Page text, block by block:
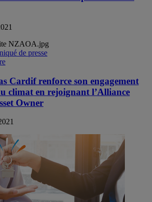
de presse
Cardif renforce son engagement
climat en rejoignant l’Alliance
Owner